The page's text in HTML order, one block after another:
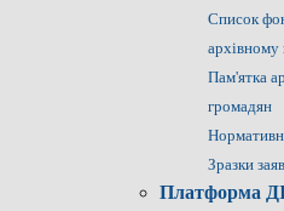
Список
архівному
Пам'ятка
громадян
Зразки заяв
Платформа